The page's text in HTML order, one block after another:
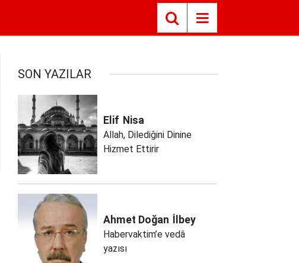
SON YAZILAR
Elif Nisa
Allah, Dilediğini Dinine
Hizmet Ettirir
Ahmet Doğan İlbey
Habervaktim’e vedâ
yazısı